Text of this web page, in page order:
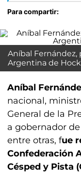
Para compartir:
Aníbal Fernández,
Argentina de
Aníbal
nacional,
General de la
a gobernador
entre otras, fue
Confederación
Césped y Pista